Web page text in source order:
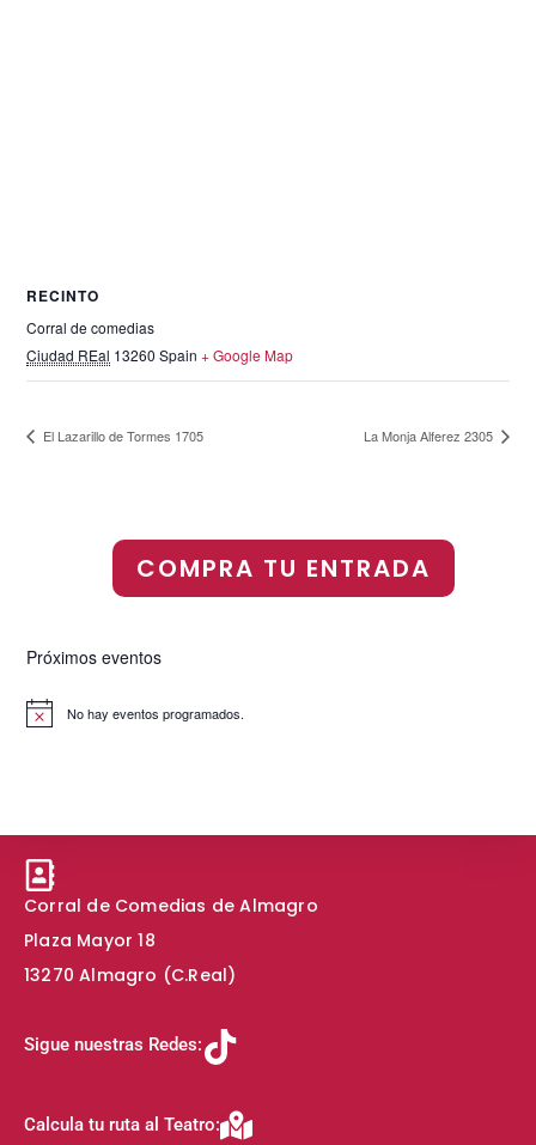
RECINTO
Corral de comedias
Ciudad REal 13260 Spain + Google Map
El Lazarillo de Tormes 1705 La Monja Alferez 2305
COMPRA TU ENTRADA
Próximos eventos
No hay eventos programados.
Corral de Comedias de Almagro
Plaza Mayor 18
13270 Almagro (C.Real)
Sigue nuestras Redes:
Calcula tu ruta al Teatro: